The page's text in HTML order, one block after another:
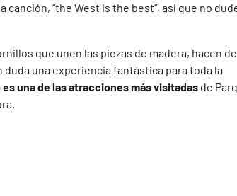
“the West is the best”, así que no
que unen las piezas de madera, hacen de
una experiencia fantástica para toda la
es una de las atracciones más visitadas de